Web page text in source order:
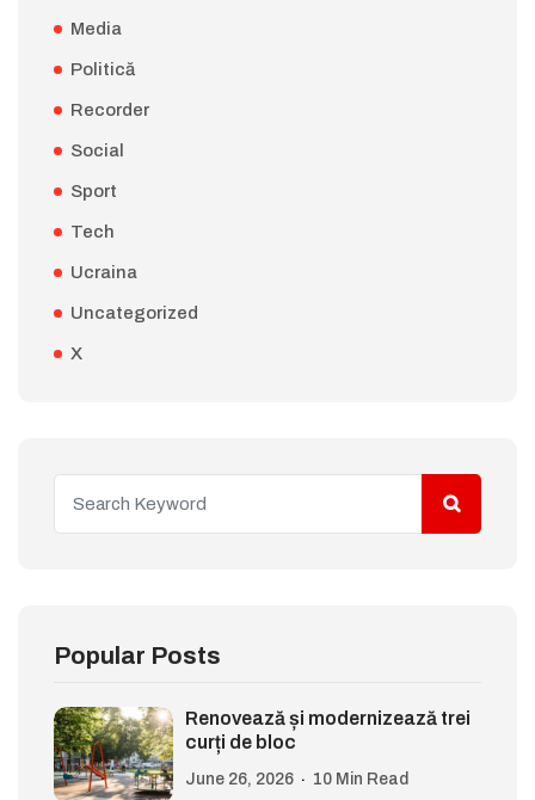
Media
Politică
Recorder
Social
Sport
Tech
Ucraina
Uncategorized
X
Popular Posts
Renovează și modernizează trei
curți de bloc
June 26, 2026 10 Min Read